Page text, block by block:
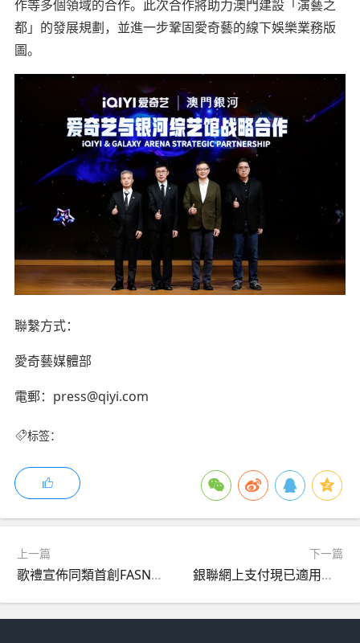
作等多個領域的合作。此次合作將助力澳門建設「演藝之
都」的發展規劃，並進一步鞏固愛奇藝的線下娛樂業務版
圖。
聯繫方式：
愛奇藝媒體部
電郵：press@qiyi.com
标签：
上一篇
歌禮宣佈同類首創FASN抑制劑地尼法司他（ASC40）治療痤瘡的新藥上市申請獲中國國家藥品監督管理局受理
下一篇
銀聯網上支付現已適用於 15 個市場的 Apple 服務